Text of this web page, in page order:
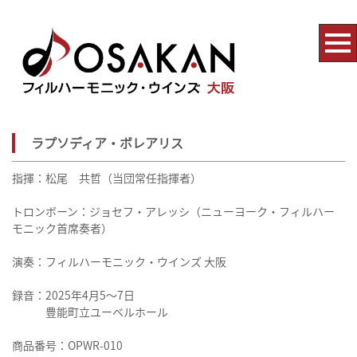
ラプソディア・ボレアリス
指揮：松尾 共哲（当団常任指揮者）
トロンボーン：ジョセフ・アレッシ（ニューヨーク・フィルハー
モニック首席奏者）
演奏：フィルハーモニック・ウインズ 大阪
録音：2025年4月5〜7日
豊能町立ユーベルホール
商品番号：OPWR-010